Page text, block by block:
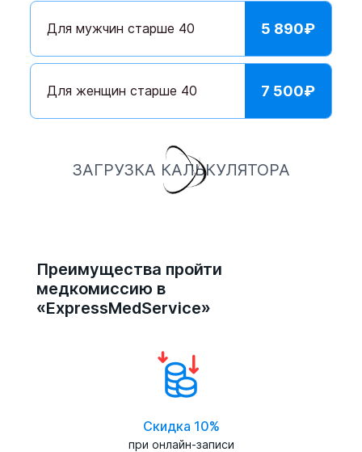
Для мужчин старше 40 5 890₽
Для женщин старше 40 7 500₽
Преимущества пройти
медкомиссию в
«ExpressMedService»
Скидка 10%
при онлайн-записи
ЗАГРУЗКА КАЛЬКУЛЯТОРА